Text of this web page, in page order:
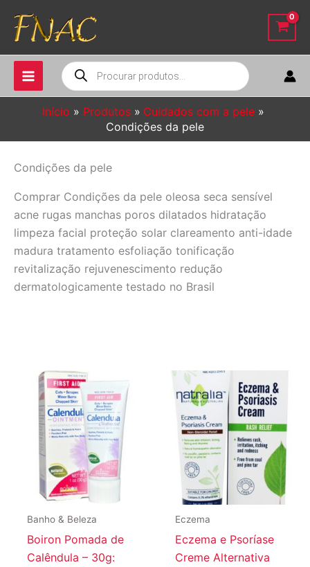
para
conteúdo
Pesquisar
produtos
Início Produtos
Cuidados com a pele
Condições da pele
Condições da pele
Comprar Condições da pele oleosa seca sensível
acne rugas manchas poros dilatados hidratação
limpeza facial proteção solar clareamento anti-idade
madura tratamento esfoliação tonificação
revitalização rejuvenescimento redução
dermatologicamente testado no Brasil
Banho & Beleza
Boiron Pomada de
Calêndula – 30g:
Eczema
Eczema e Psoríase
Creme Alternativa